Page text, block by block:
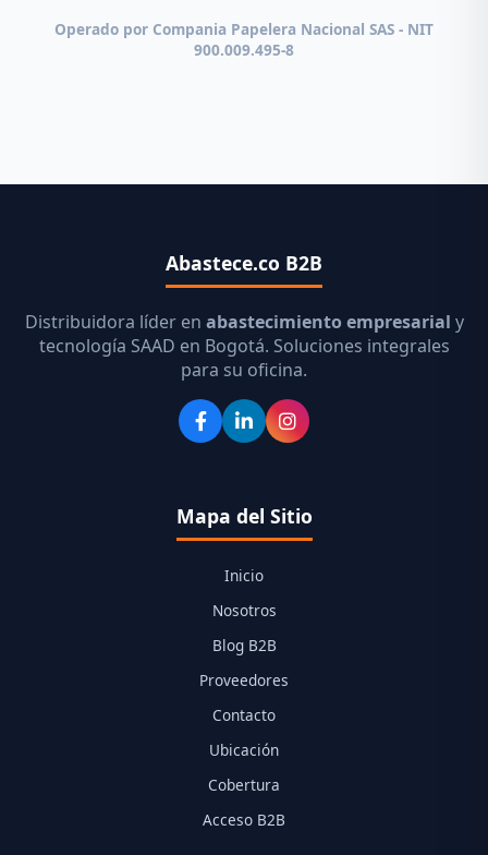
Operado por Compania Papelera Nacional SAS - NIT
900.009.495-8
Abastece.co B2B
Distribuidora líder en abastecimiento empresarial y
tecnología SAAD en Bogotá. Soluciones integrales
para su oficina.
Mapa del Sitio
Inicio
Nosotros
Blog B2B
Proveedores
Contacto
Ubicación
Cobertura
Acceso B2B